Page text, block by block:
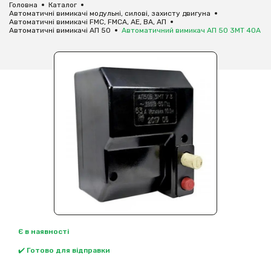
Головна
Каталог
Автоматичні вимикачі модульні, силові, захисту двигуна
Автоматичні вимикачі FMC, FMCA, АЕ, ВА, АП
Автоматичні вимикачі АП 50
Автоматичний вимикач АП 50 3МТ 40А
Є в наявності
✔️ Готово для відправки